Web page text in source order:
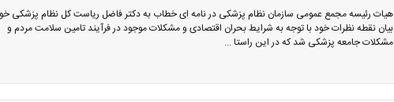
هیات رئیسه مجمع عمومی سازمان نظام پزشکی در نامه ای خطاب به دکتر فاضل ریاست کل نظام پزشکی
بیان نقطه نظرات خود با توجه به شرایط بحران اقتصادی و مشکلات موجود در فرآیند تامین سلامت مردم و
مشکلات جامعه پزشکی شد که در این راستا ...